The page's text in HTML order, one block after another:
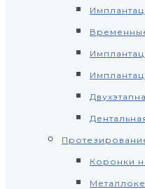
Коронки